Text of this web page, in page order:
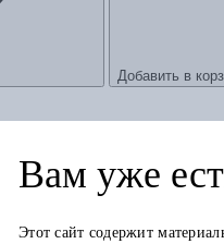
Добавить в
Вам уже
Этот сайт содержит